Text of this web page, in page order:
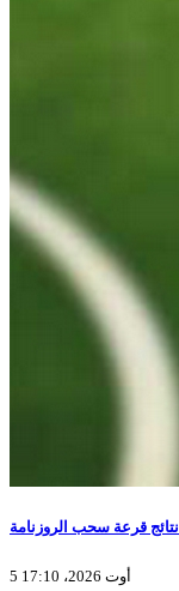
نتائج قرعة سحب الروزنامة
5 أوت 2026، 17:10